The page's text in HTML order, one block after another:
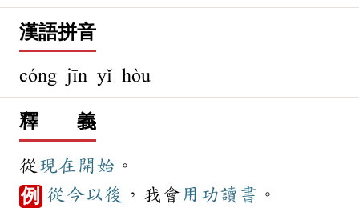
漢語拼音
cóng jīn yǐ hòu
釋 義
從 現在 開始 。
例 從今以後 ，我會 用功讀書 。